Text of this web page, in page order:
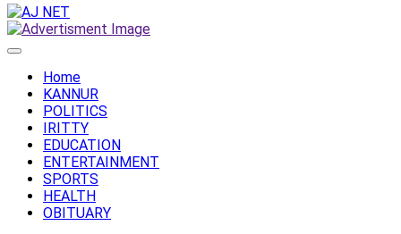
Home
KANNUR
POLITICS
IRITTY
EDUCATION
ENTERTAINMENT
SPORTS
HEALTH
OBITUARY